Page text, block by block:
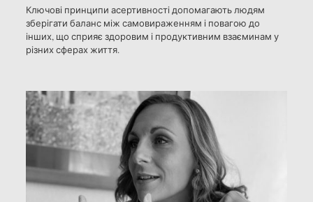
Ключові принципи асертивності допомагають людям
зберігати баланс між самовираженням і повагою до
інших, що сприяє здоровим і продуктивним взаєминам у
різних сферах життя.